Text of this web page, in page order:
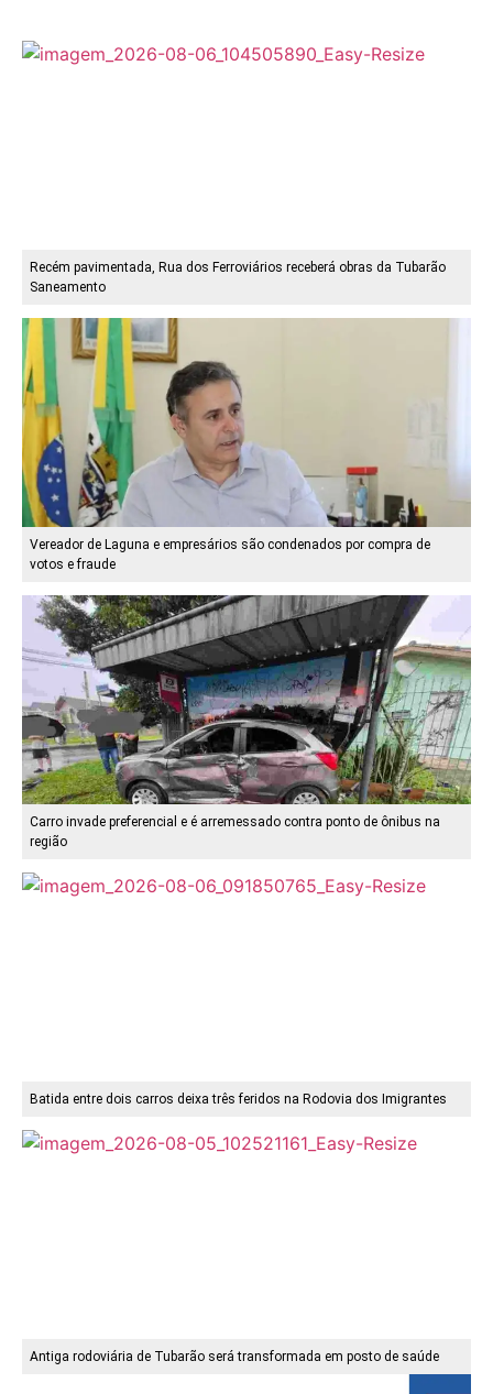
Recém pavimentada, Rua dos Ferroviários receberá obras da Tubarão
Saneamento
Vereador de Laguna e empresários são condenados por compra de
votos e fraude
Carro invade preferencial e é arremessado contra ponto de ônibus na
região
Batida entre dois carros deixa três feridos na Rodovia dos Imigrantes
Antiga rodoviária de Tubarão será transformada em posto de saúde